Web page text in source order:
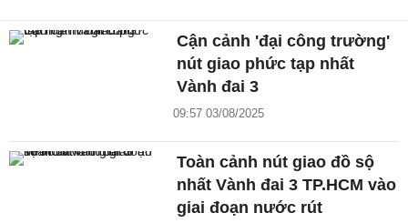
Cận cảnh 'đại công trường'
nút giao phức tạp nhất
Vành đai 3
09:57 03/08/2025
Toàn cảnh nút giao đồ sộ
nhất Vành đai 3 TP.HCM vào
giai đoạn nước rút